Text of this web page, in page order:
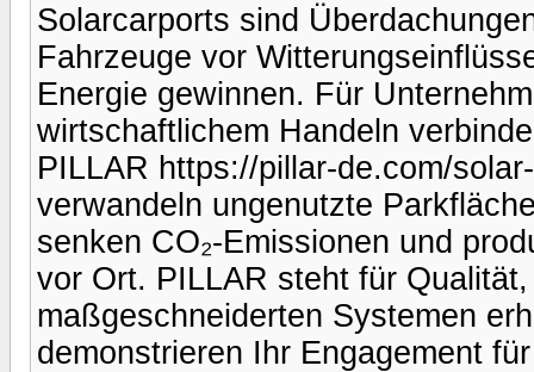
Solarcarports sind
Fahrzeuge vor
Energie gewinnen. Für
wirtschaftlichem Handeln
PILLAR https://pillar-de.com/
verwandeln ungenutzte
senken CO₂-Emissionen und
vor Ort. PILLAR steht für
maßgeschneiderten Systemen
demonstrieren Ihr Engagement